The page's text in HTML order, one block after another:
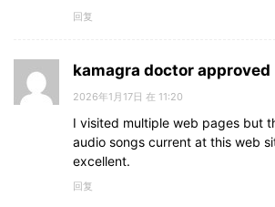
回复
kamagra doctor approved
2026年1月17日 在 11:20
I visited multiple web pages but
audio songs current at this web
excellent.
回复